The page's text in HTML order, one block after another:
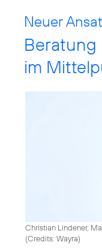
Neuer
Beratung
im
Christian Lindener,
(Credits: Wayra)